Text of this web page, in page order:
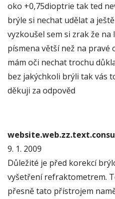
oko +0,75dioptrie tak ted
brýle si nechat udělat a
vyzkoušel sem si zrak že na
písmena větší než na
mám oči nechat trochu
bez jakýchkoli brýli tak vás
děkuji za odpověd
9. 1. 2009
Důležité je před korekcí
vyšetření refraktometrem.
přesně tato přístrojem